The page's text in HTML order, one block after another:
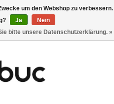
0 Artikel - CHF 0,00
um den Webshop zu verbessern.
Ja
Nein
bitte unsere Datenschutzerklärung. »